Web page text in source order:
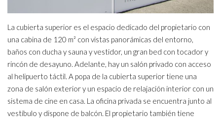
La cubierta superior es el espacio dedicado del propietario con
una cabina de 120 m² con vistas panorámicas del entorno,
baños con ducha y sauna y vestidor, un gran bed con tocador y
rincón de desayuno. Adelante, hay un salón privado con acceso
al helipuerto táctil. A popa de la cubierta superior tiene una
zona de salón exterior y un espacio de relajación interior con un
sistema de cine en casa. La oficina privada se encuentra junto al
vestíbulo y dispone de balcón. El propietario también tiene